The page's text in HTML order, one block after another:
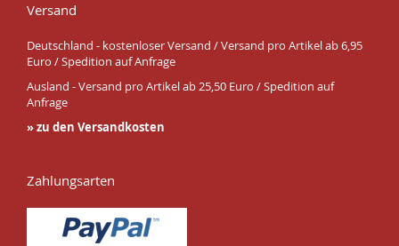
Versand
Deutschland - kostenloser Versand / Versand pro Artikel ab 6,95
Euro / Spedition auf Anfrage
Ausland - Versand pro Artikel ab 25,50 Euro / Spedition auf
Anfrage
» zu den Versandkosten
Zahlungsarten